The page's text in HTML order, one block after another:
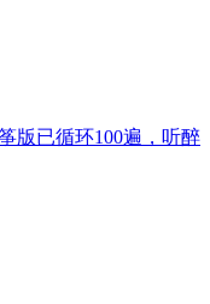
版已循环100遍，听醉